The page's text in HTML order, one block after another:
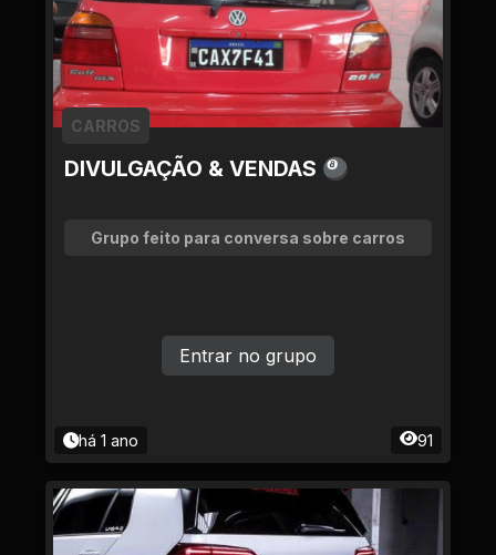
DIVULGAÇÃO & VENDAS 🎱
CARROS
Grupo feito para conversa sobre carros
há 1 ano 91
Entrar no grupo